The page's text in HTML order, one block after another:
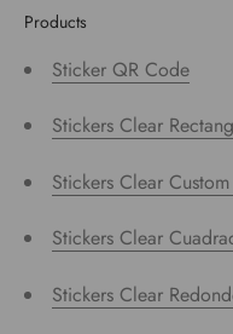
Products
Sticker QR Code
Stickers Clear
Stickers Clear
Stickers Clear
Stickers Clear